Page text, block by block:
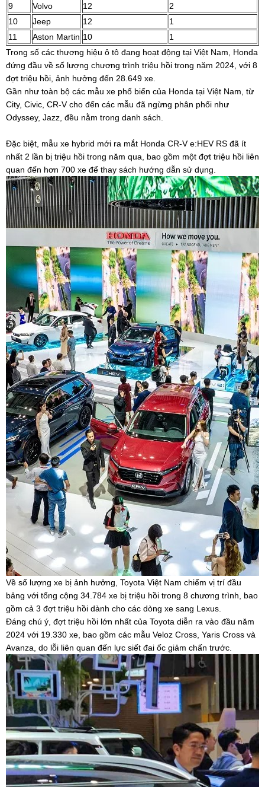
9
Volvo 12
2
10
Jeep 12
1
11
Aston Martin 10
1
Trong số các thương hiệu ô tô đang hoạt động tại Việt Nam, Honda
đứng đầu về số lượng chương trình triệu hồi trong năm 2024, với 8
đợt triệu hồi, ảnh hưởng đến 28.649 xe.
Gần như toàn bộ các mẫu xe phổ biến của Honda tại Việt Nam, từ
City, Civic, CR-V cho đến các mẫu đã ngừng phân phối như
Odyssey, Jazz, đều nằm trong danh sách.
Đặc biệt, mẫu xe hybrid mới ra mắt Honda CR-V e:HEV RS đã ít
nhất 2 lần bị triệu hồi trong năm qua, bao gồm một đợt triệu hồi liên
quan đến hơn 700 xe để thay sách hướng dẫn sử dụng.
Về số lượng xe bị ảnh hưởng, Toyota Việt Nam chiếm vị trí đầu
bảng với tổng cộng 34.784 xe bị triệu hồi trong 8 chương trình, bao
gồm cả 3 đợt triệu hồi dành cho các dòng xe sang Lexus.
Đáng chú ý, đợt triệu hồi lớn nhất của Toyota diễn ra vào đầu năm
2024 với 19.330 xe, bao gồm các mẫu Veloz Cross, Yaris Cross và
Avanza, do lỗi liên quan đến lực siết đai ốc giảm chấn trước.